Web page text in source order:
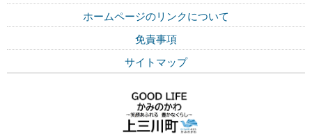
ホームページのリンクについて
免責事項
サイトマップ